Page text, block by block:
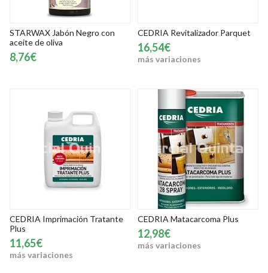
STARWAX Jabón Negro con
aceite de oliva
8,76€
CEDRIA Revitalizador Parquet
16,54€
más variaciones
CEDRIA Imprimación Tratante
Plus
11,65€
más variaciones
CEDRIA Matacarcoma Plus
12,98€
más variaciones